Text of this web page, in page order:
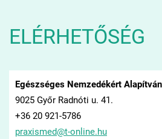
ELÉRHETŐSÉG
Egészséges Nemzedékért
9025 Győr Radnóti u. 41.
+36 20 921-5786
praxismed@t-online.hu